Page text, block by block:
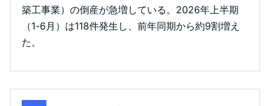
築工事業）の倒産が急増している。2026年上半期
（1-6月）は118件発生し、前年同期から約9割増え
た。